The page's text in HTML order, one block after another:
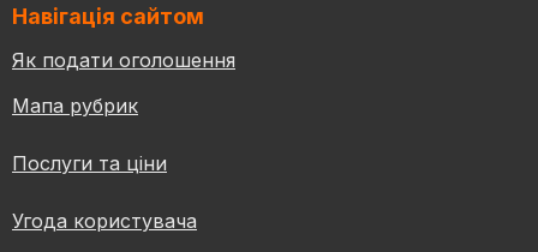
Навігація сайтом
Як подати оголошення
Мапа рубрик
Послуги та ціни
Угода користувача